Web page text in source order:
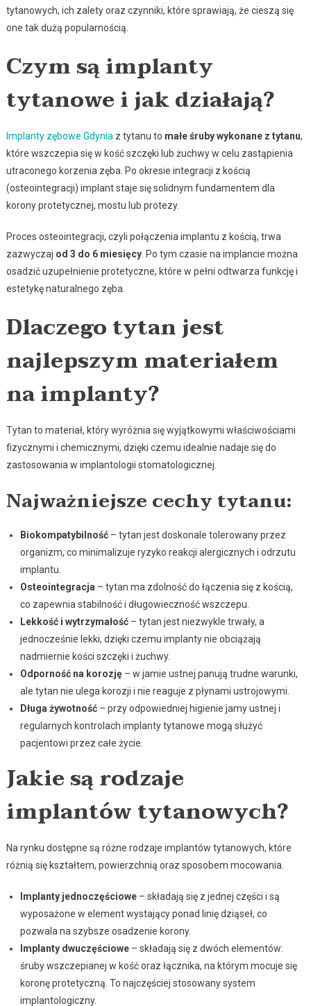
tytanowych, ich zalety oraz czynniki, które sprawiają, że cieszą się
one tak dużą popularnością.
Czym są implanty
tytanowe i jak działają?
Implanty zębowe Gdynia z tytanu to małe śruby wykonane z tytanu,
które wszczepia się w kość szczęki lub żuchwy w celu zastąpienia
utraconego korzenia zęba. Po okresie integracji z kością
(osteointegracji) implant staje się solidnym fundamentem dla
korony protetycznej, mostu lub protezy.
Proces osteointegracji, czyli połączenia implantu z kością, trwa
zazwyczaj od 3 do 6 miesięcy. Po tym czasie na implancie można
osadzić uzupełnienie protetyczne, które w pełni odtwarza funkcję i
estetykę naturalnego zęba.
Dlaczego tytan jest
najlepszym materiałem
na implanty?
Tytan to materiał, który wyróżnia się wyjątkowymi właściwościami
fizycznymi i chemicznymi, dzięki czemu idealnie nadaje się do
zastosowania w implantologii stomatologicznej.
Najważniejsze cechy tytanu:
Biokompatybilność– tytan jest doskonale tolerowany przez
organizm, co minimalizuje ryzyko reakcji alergicznych i odrzutu
implantu.
Osteointegracja – tytan ma zdolność do łączenia się z kością,
co zapewnia stabilność i długowieczność wszczepu.
Lekkość i wytrzymałość– tytan jest niezwykle trwały, a
jednocześnie lekki, dzięki czemu implanty nie obciążają
nadmiernie kości szczęki i żuchwy.
Odporność na korozję– w jamie ustnej panują trudne warunki,
ale tytan nie ulega korozji i nie reaguje z płynami ustrojowymi.
Długa żywotność– przy odpowiedniej higienie jamy ustnej i
regularnych kontrolach implanty tytanowe mogą służyć
pacjentowi przez całe życie.
Jakie są rodzaje
implantów tytanowych?
Na rynku dostępne są różne rodzaje implantów tytanowych, które
różnią się kształtem, powierzchnią oraz sposobem mocowania.
Implanty jednoczęściowe– składają się z jednej części i są
wyposażone w element wystający ponad linię dziąseł, co
pozwala na szybsze osadzenie korony.
Implanty dwuczęściowe– składają się z dwóch elementów:
śruby wszczepianej w kość oraz łącznika, na którym mocuje się
koronę protetyczną. To najczęściej stosowany system
implantologiczny.